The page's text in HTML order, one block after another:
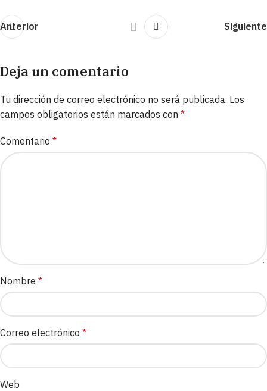
Anterior Siguiente
Deja un comentario
Tu dirección de correo electrónico no será publicada. Los
campos obligatorios están marcados con *
Comentario *
Nombre *
Correo electrónico *
Web